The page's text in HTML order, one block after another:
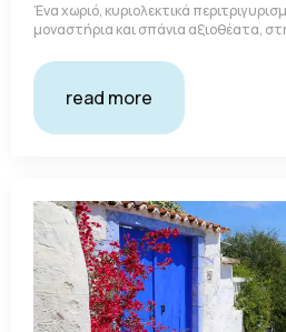
Ένα χωριό, κυριολεκτικά
μοναστήρια και σπάνια αξιοθέατα,
read more